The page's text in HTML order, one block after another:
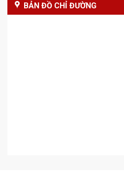
BẢN ĐỒ CHỈ ĐƯỜNG